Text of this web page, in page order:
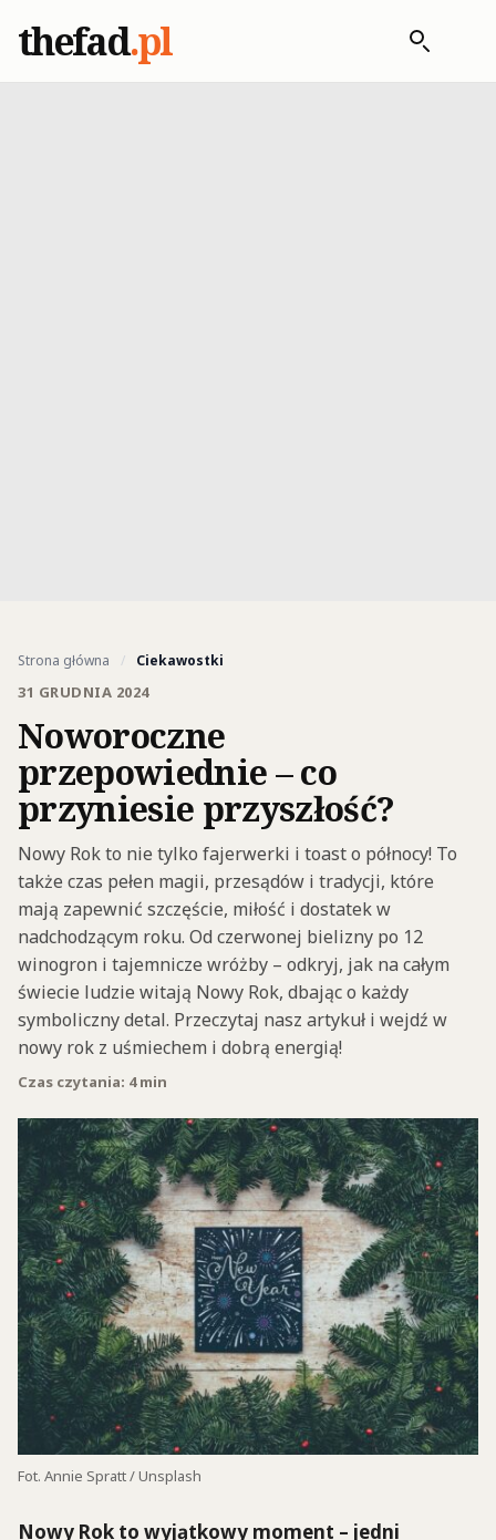
thefad.pl
Strona główna / Ciekawostki
31 GRUDNIA 2024
Noworoczne
przepowiednie – co
przyniesie przyszłość?
Nowy Rok to nie tylko fajerwerki i toast o północy! To
także czas pełen magii, przesądów i tradycji, które
mają zapewnić szczęście, miłość i dostatek w
nadchodzącym roku. Od czerwonej bielizny po 12
winogron i tajemnicze wróżby – odkryj, jak na całym
świecie ludzie witają Nowy Rok, dbając o każdy
symboliczny detal. Przeczytaj nasz artykuł i wejdź w
nowy rok z uśmiechem i dobrą energią!
Czas czytania: 4 min
Fot. Annie Spratt / Unsplash
Nowy Rok to wyjątkowy moment – jedni